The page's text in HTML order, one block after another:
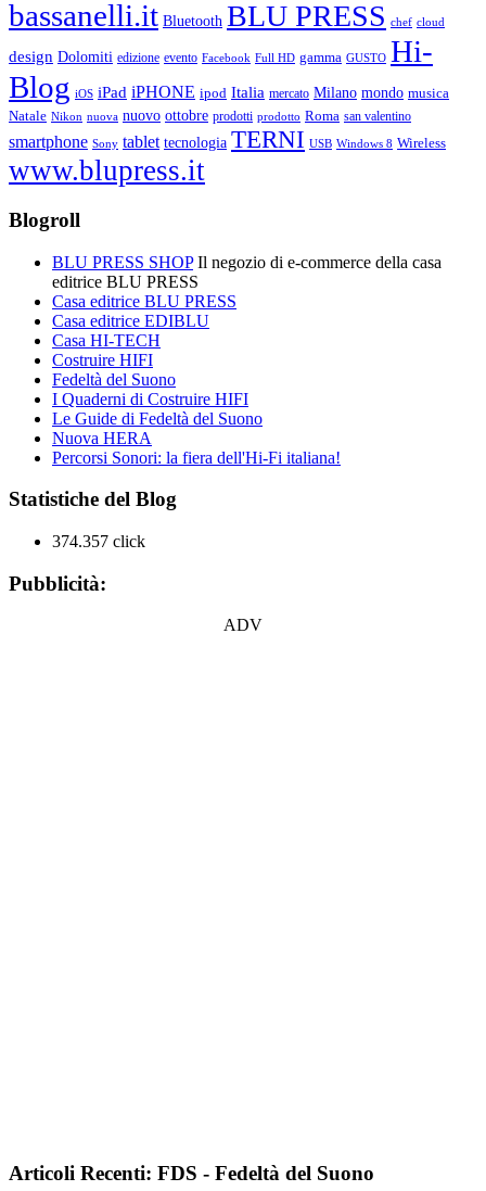
bassanelli.it Bluetooth BLU PRESS chef cloud
design Dolomiti edizione evento Facebook Full HD gamma GUSTO Hi-
Blog iOS iPad iPHONE ipod Italia mercato Milano mondo musica
Natale Nikon nuova nuovo ottobre prodotti prodotto Roma san valentino
smartphone Sony tablet tecnologia TERNI USB Windows 8 Wireless
www.blupress.it
Blogroll
BLU PRESS SHOPIl negozio di e-commerce della casa
editrice BLU PRESS
Casa editrice BLU PRESS
Casa editrice EDIBLU
Casa HI-TECH
Costruire HIFI
Fedeltà del Suono
I Quaderni di Costruire HIFI
Le Guide di Fedeltà del Suono
Nuova HERA
Percorsi Sonori: la fiera dell'Hi-Fi italiana!
Statistiche del Blog
374.357 click
Pubblicità:
ADV
Articoli Recenti: FDS - Fedeltà del Suono